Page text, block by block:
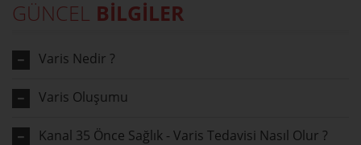
GÜNCEL BİLGİLER
Varis Nedir ?
Varis Oluşumu
Kanal 35 Önce Sağlık - Varis Tedavisi Nasıl Olur ?